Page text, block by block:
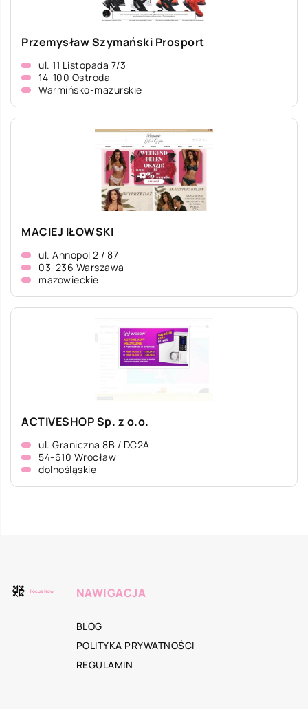
Przemysław Szymański Prosport
ul. 11 Listopada 7/3
14-100 Ostróda
Warmińsko-mazurskie
MACIEJ IŁOWSKI
ul. Annopol 2 / 87
03-236 Warszawa
mazowieckie
ACTIVESHOP Sp. z o.o.
ul. Graniczna 8B / DC2A
54-610 Wrocław
dolnośląskie
NAWIGACJA
BLOG
POLITYKA PRYWATNOŚCI
REGULAMIN